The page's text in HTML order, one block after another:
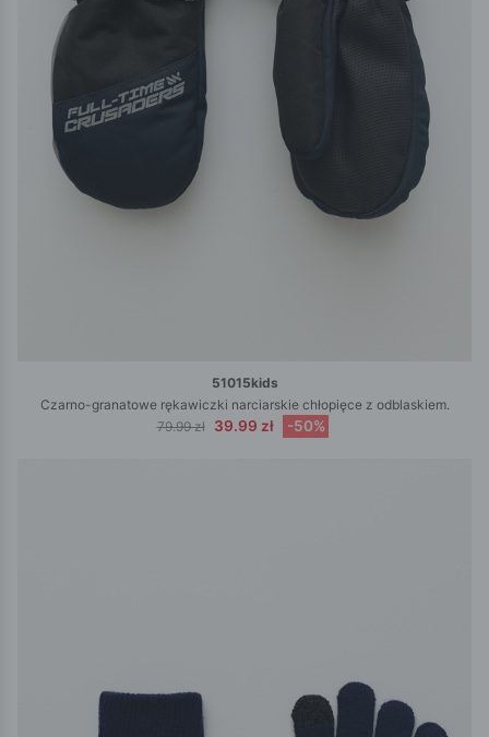
51015kids
Czarno-granatowe rękawiczki narciarskie chłopięce z odblaskiem.
79.99 zł
39.99 zł -50%